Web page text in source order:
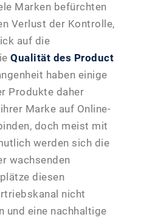
Marken befürchten
Verlust der Kontrolle,
auf die
Qualität des Product
haben einige
Produkte daher
Marke auf Online-
doch meist mit
werden sich die
wachsenden
diesen
nicht
und eine nachhaltige